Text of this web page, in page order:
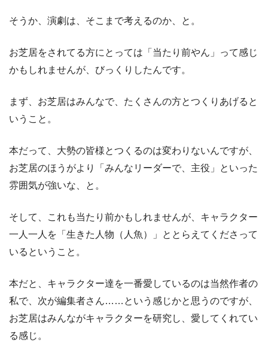
そうか、演劇は、そこまで考えるのか、と。
お芝居をされてる方にとっては「当たり前やん」って感じ
かもしれませんが、びっくりしたんです。
まず、お芝居はみんなで、たくさんの方とつくりあげると
いうこと。
本だって、大勢の皆様とつくるのは変わりないんですが、
お芝居のほうがより「みんなリーダーで、主役」といった
雰囲気が強いな、と。
そして、これも当たり前かもしれませんが、キャラクター
一人一人を「生きた人物（人魚）」ととらえてくださって
いるということ。
本だと、キャラクター達を一番愛しているのは当然作者の
私で、次が編集者さん……という感じかと思うのですが、
お芝居はみんながキャラクターを研究し、愛してくれてい
る感じ。